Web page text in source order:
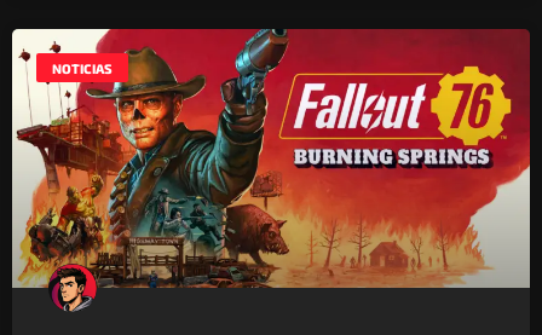
NOTICIAS